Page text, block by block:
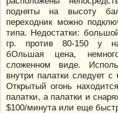
подняты на высоту
переходник можно
типа. Недостатки:
гр. против 80-150 у
бОльшая цена,
сложенном виде.
внутри палатки следует
Открытый огонь
палатки, а палатки и
$100/минута или еще